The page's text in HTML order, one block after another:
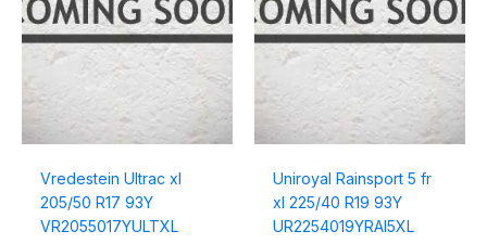
Vredestein Ultrac xl
205/50 R17 93Y
VR2055017YULTXL
Uniroyal Rainsport 5 fr
xl 225/40 R19 93Y
UR2254019YRAI5XL